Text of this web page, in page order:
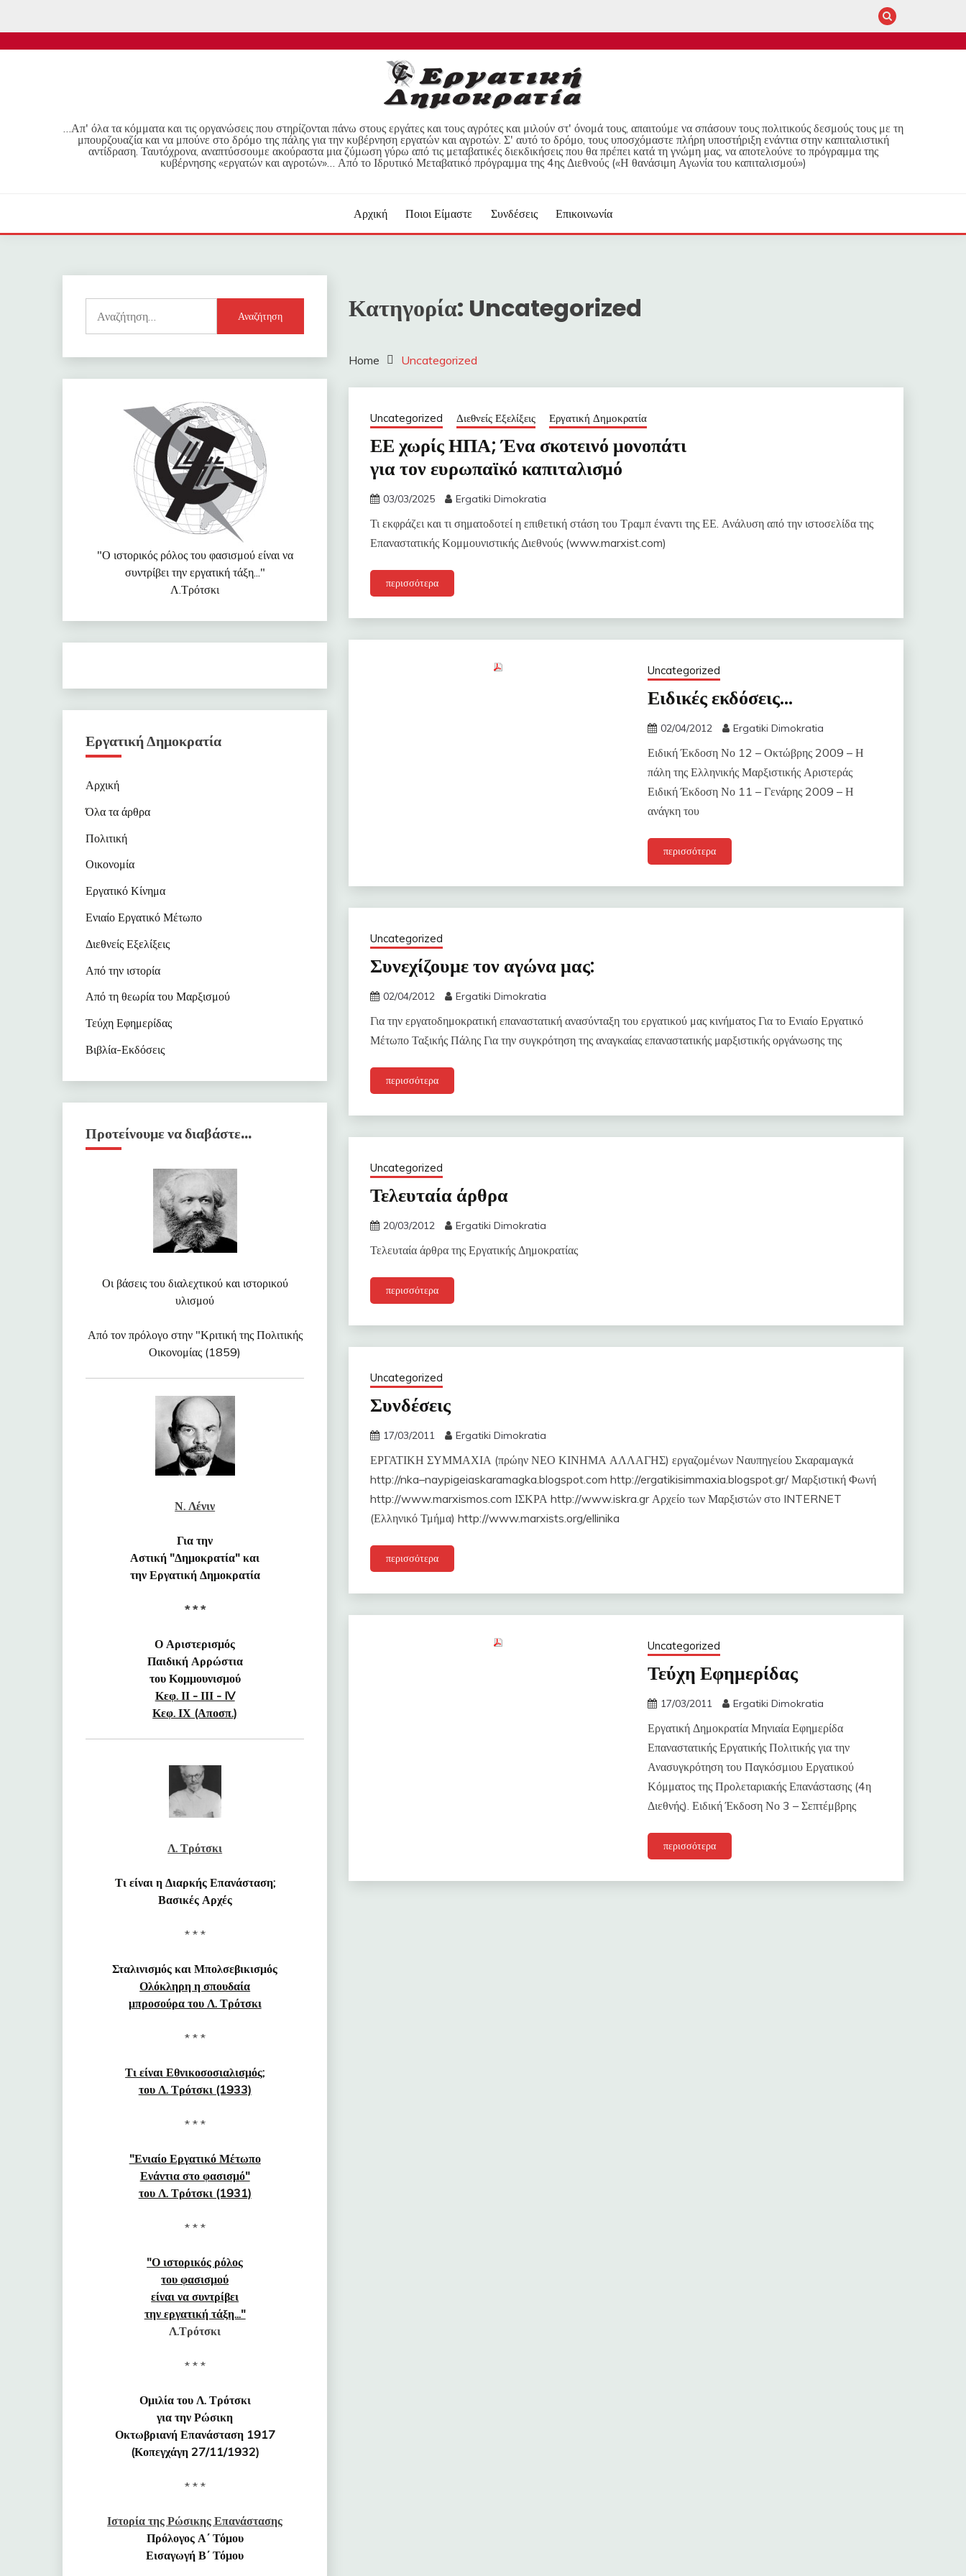
…Απ' όλα τα κόμματα και τις οργανώσεις που στηρίζονται πάνω στους εργάτες και τους αγρότες και μιλούν στ' όνομά τους, απαιτούμε να σπάσουν τους πολιτικούς δεσμούς τους με τη
μπουρζουαζία και να μπούνε στο δρόμο της πάλης για την κυβέρνηση εργατών και αγροτών. Σ' αυτό το δρόμο, τους υποσχόμαστε πλήρη υποστήριξη ενάντια στην καπιταλιστική
αντίδραση. Ταυτόχρονα, αναπτύσσουμε ακούραστα μια ζύμωση γύρω από τις μεταβατικές διεκδικήσεις που θα πρέπει κατά τη γνώμη μας, να αποτελούνε το πρόγραμμα της
κυβέρνησης «εργατών και αγροτών»… Από το Ιδρυτικό Μεταβατικό πρόγραμμα της 4ης Διεθνούς («Η θανάσιμη Αγωνία του καπιταλισμού»)
Αρχική Ποιοι Είμαστε Συνδέσεις Επικοινωνία
Κατηγορία: Uncategorized
Home Uncategorized
Uncategorized Διεθνείς Εξελίξεις Εργατική Δημοκρατία
ΕΕ χωρίς ΗΠΑ; Ένα σκοτεινό μονοπάτι
για τον ευρωπαϊκό καπιταλισμό
03/03/2025 Ergatiki Dimokratia
Τι εκφράζει και τι σηματοδοτεί η επιθετική στάση του Τραμπ έναντι της ΕΕ. Ανάλυση από την ιστοσελίδα της
Επαναστατικής Κομμουνιστικής Διεθνούς (www.marxist.com)
περισσότερα
Uncategorized
Ειδικές εκδόσεις…
02/04/2012 Ergatiki Dimokratia
Ειδική Έκδοση Νο 12 – Οκτώβρης 2009 – Η
πάλη της Ελληνικής Μαρξιστικής Αριστεράς
Ειδική Έκδοση Νο 11 – Γενάρης 2009 – Η
ανάγκη του
περισσότερα
Uncategorized
Συνεχίζουμε τον αγώνα μας:
02/04/2012 Ergatiki Dimokratia
Για την εργατοδημοκρατική επαναστατική ανασύνταξη του εργατικού μας κινήματος Για το Ενιαίο Εργατικό
Μέτωπο Ταξικής Πάλης Για την συγκρότηση της αναγκαίας επαναστατικής μαρξιστικής οργάνωσης της
περισσότερα
Uncategorized
Τελευταία άρθρα
20/03/2012 Ergatiki Dimokratia
Τελευταία άρθρα της Εργατικής Δημοκρατίας
περισσότερα
Uncategorized
Συνδέσεις
17/03/2011 Ergatiki Dimokratia
ΕΡΓΑΤΙΚΗ ΣΥΜΜΑΧΙΑ (πρώην ΝΕΟ ΚΙΝΗΜΑ ΑΛΛΑΓΗΣ) εργαζομένων Ναυπηγείου Σκαραμαγκά
http://nka–naypigeiaskaramagka.blogspot.com http://ergatikisimmaxia.blogspot.gr/ Μαρξιστική Φωνή
http://www.marxismos.com ΙΣΚΡΑ http://www.iskra.gr Αρχείο των Μαρξιστών στο INTERNET
(Ελληνικό Τμήμα) http://www.marxists.org/ellinika
περισσότερα
Uncategorized
Τεύχη Εφημερίδας
17/03/2011 Ergatiki Dimokratia
Εργατική Δημοκρατία Μηνιαία Εφημερίδα
Επαναστατικής Εργατικής Πολιτικής για την
Ανασυγκρότηση του Παγκόσμιου Εργατικού
Κόμματος της Προλεταριακής Επανάστασης (4η
Διεθνής). Ειδική Έκδοση Νο 3 – Σεπτέμβρης
περισσότερα
για:
"Ο ιστορικός ρόλος του φασισμού είναι να
συντρίβει την εργατική τάξη..."
Λ.Τρότσκι
Εργατική Δημοκρατία
Αρχική
Όλα τα άρθρα
Πολιτική
Οικονομία
Εργατικό Κίνημα
Ενιαίο Εργατικό Μέτωπο
Διεθνείς Εξελίξεις
Από την ιστορία
Από τη θεωρία του Μαρξισμού
Τεύχη Εφημερίδας
Βιβλία-Εκδόσεις
Προτείνουμε να διαβάστε…
Οι βάσεις του διαλεχτικού και ιστορικού
υλισμού
Από τον πρόλογο στην "Κριτική της Πολιτικής
Οικονομίας (1859)
Ν. Λένιν
Για την
Αστική "Δημοκρατία" και
την Εργατική Δημοκρατία
* * *
Ο Αριστερισμός
Παιδική Αρρώστια
του Κομμουνισμού
Κεφ. ΙΙ - ΙΙΙ - IV
Κεφ. ΙΧ (Αποσπ.)
Λ. Τρότσκι
Τι είναι η Διαρκής Επανάσταση;
Βασικές Αρχές
* * *
Σταλινισμός και Μπολσεβικισμός
Ολόκληρη η σπουδαία
μπροσούρα του Λ. Τρότσκι
* * *
Τι είναι Εθνικοσοσιαλισμός;
του Λ. Τρότσκι (1933)
* * *
"Ενιαίο Εργατικό Μέτωπο
Ενάντια στο φασισμό"
του Λ. Τρότσκι (1931)
* * *
"Ο ιστορικός ρόλος
του φασισμού
είναι να συντρίβει
την εργατική τάξη..."
Λ.Τρότσκι
* * *
Ομιλία του Λ. Τρότσκι
για την Ρώσικη
Οκτωβριανή Επανάσταση 1917
(Κοπεγχάγη 27/11/1932)
* * *
Ιστορία της Ρώσικης Επανάστασης
Πρόλογος Α΄ Τόμου
Εισαγωγή Β΄ Τόμου